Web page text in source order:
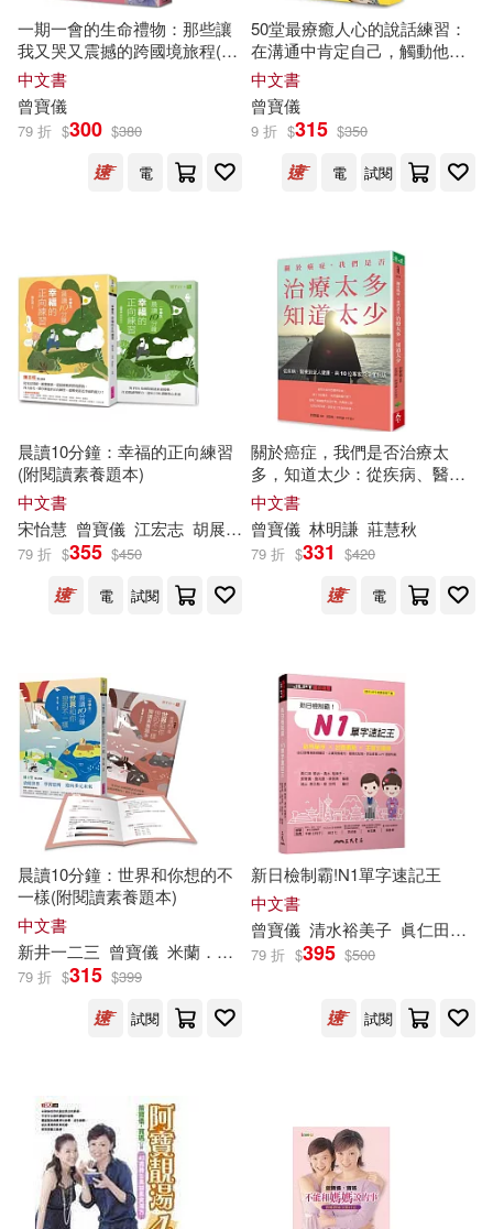
眞仁田榮治(1)
米蘭．昆德拉(1) 蔡佩青(1)
詹兆雯(1)
親子天下(3) 鏡好聽(2)
三民(1) 搖滾萬歲(1)
音樂之橋(1)
配送方式 (可複選)
可超商取貨(19)
可港澳店取(18)
可新加坡店取(17)
電子書 (可複選)
適合手機平板閱讀(6)
其他 (可複選)
現在可購買商品(20)
作者/演唱/譯/編/繪(26)
範圍
一期一會的生命禮物：那些讓
我又哭又震撼的跨國境旅程(暢
銷燙金版)
中文書
曾寶儀
79 折 $300 $380
電
50堂最療癒人心的說話練習：
在溝通中肯定自己，觸動他人
(溫暖燙金暢銷版)
中文書
曾寶儀
9 折 $315 $350
電
試閱
晨讀10分鐘：幸福的正向練習
(附閱讀素養題本)
中文書
宋怡慧 曾寶儀 江宏志 胡展誥 陳志恆 陳怡嘉 Dinner
79 折 $355 $450
電
試閱
關於癌症，我們是否治療太
多，知道太少：從疾病、醫療
到全人健康，與10位專家的深
度對話
中文書
曾寶儀 林明謙 莊慧秋
79 折 $331 $420
電
晨讀10分鐘：世界和你想的不
一樣(附閱讀素養題本)
中文書
新井一二三 曾寶儀 米蘭．昆德拉 林韋達
79 折 $315 $399
試閱
新日檢制霸!N1單字速記王
中文書
曾寶儀 清水裕美子 眞仁田榮治
79 折 $395 $500
試閱